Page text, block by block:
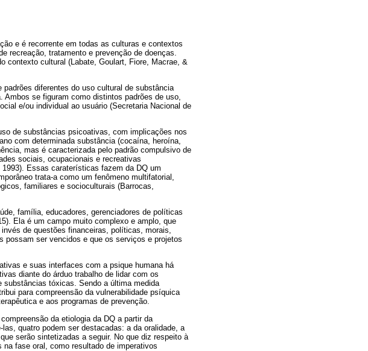
e é recorrente em todas as culturas e contextos
recreação, tratamento e prevenção de doenças.
contexto cultural (Labate, Goulart, Fiore, Macrae, &
diferentes do uso cultural de substância
se figuram como distintos padrões de uso,
e/ou individual ao usuário (Secretaria Nacional de
de substâncias psicoativas, com implicações nos
com determinada substância (cocaína, heroína,
mas é caracterizada pelo padrão compulsivo de
sociais, ocupacionais e recreativas
Essas caraterísticas fazem da DQ um
trata-a como um fenômeno multifatorial,
familiares e socioculturais (Barrocas,
família, educadores, gerenciadores de políticas
Ela é um campo muito complexo e amplo, que
de questões financeiras, políticas, morais,
possam ser vencidos e que os serviços e projetos
e suas interfaces com a psique humana há
diante do árduo trabalho de lidar com os
tóxicas. Sendo a última medida
para compreensão da vulnerabilidade psíquica
e aos programas de prevenção.
da etiologia da DQ a partir da
quatro podem ser destacadas: a da oralidade, a
serão sintetizadas a seguir. No que diz respeito à
fase oral, como resultado de imperativos